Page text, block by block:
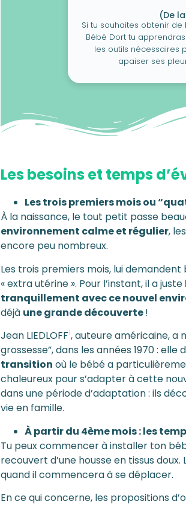
(De
Si tu souhaites obtenir
Bébé Dort tu
les outils nécessaires
apaiser ses
Les besoins et temps
Les trois premiers mois ou
À la naissance, le tout petit passe
environnement calme et régulier,
encore peu nombreux.
Les trois premiers mois, lui
« extra utérine ». Pour l’instant, il a juste
tranquillement avec ce nouvel
déjà une grande découverte!
Jean LIEDLOFF1, auteure américaine, a
grossesse”, dans les années 1970 : elle
transition où le bébé a
chaleureux pour s’adapter à cette
dans une période d’adaptation : ils
vie en famille.
À partir du 4ème mois : les
Tu peux commencer à installer ton
recouvert d’une housse en tissus
quand il commencera à se déplacer.
En ce qui concerne, les propositions